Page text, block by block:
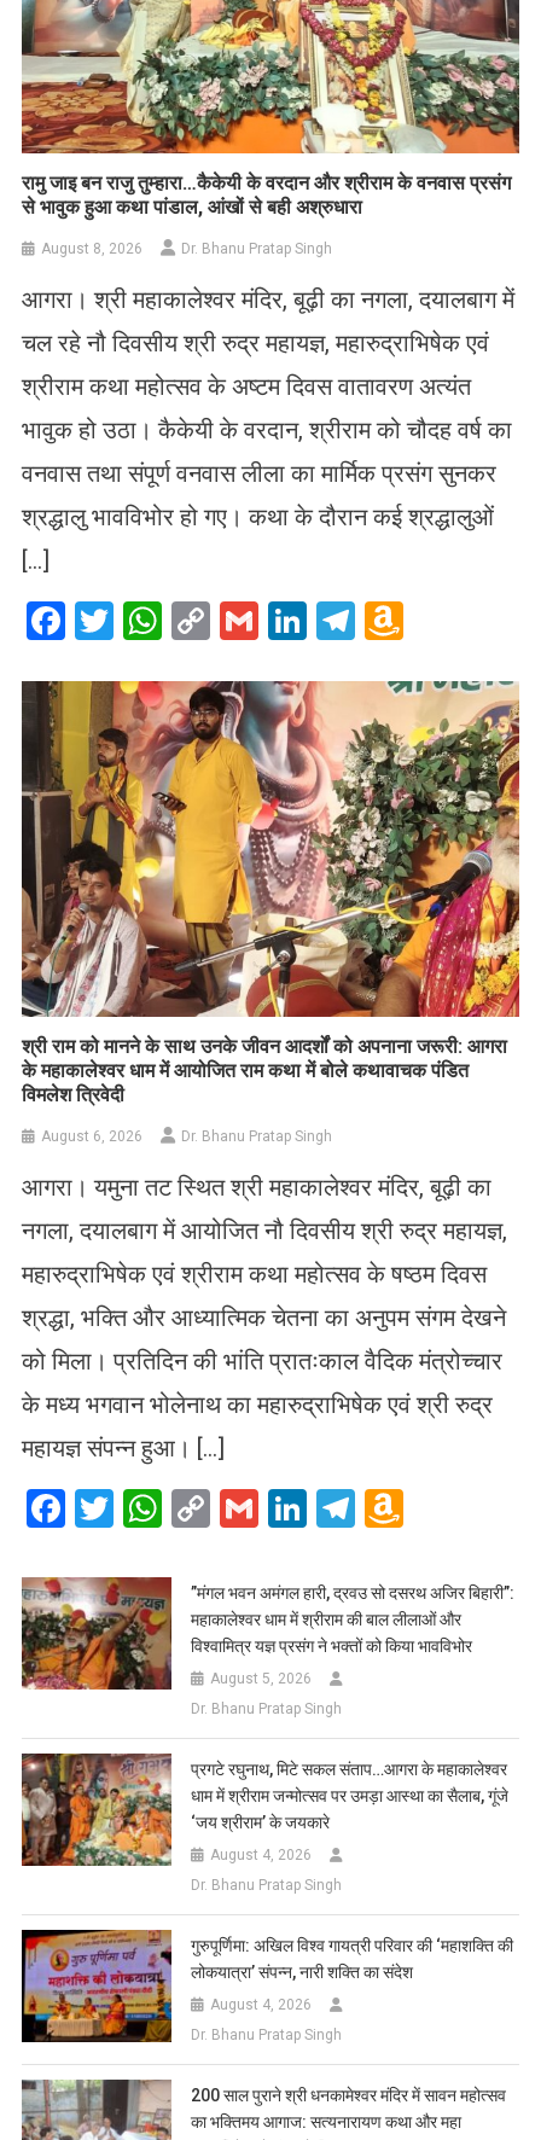
रामु जाइ बन राजु तुम्हारा…कैकेयी के वरदान और श्रीराम के वनवास प्रसंग
से भावुक हुआ कथा पांडाल, आंखों से बही अश्रुधारा
August 8, 2026 Dr. Bhanu Pratap Singh
आगरा। श्री महाकालेश्वर मंदिर, बूढ़ी का नगला, दयालबाग में
चल रहे नौ दिवसीय श्री रुद्र महायज्ञ, महारुद्राभिषेक एवं
श्रीराम कथा महोत्सव के अष्टम दिवस वातावरण अत्यंत
भावुक हो उठा। कैकेयी के वरदान, श्रीराम को चौदह वर्ष का
वनवास तथा संपूर्ण वनवास लीला का मार्मिक प्रसंग सुनकर
श्रद्धालु भावविभोर हो गए। कथा के दौरान कई श्रद्धालुओं
[…]
Facebook
Twitter
WhatsApp
CopyGmailLinkedIn
Telegram
List
​श्री राम को मानने के साथ उनके जीवन आदर्शों को अपनाना जरूरी: आगरा
के महाकालेश्वर धाम में आयोजित राम कथा में बोले कथावाचक पंडित
विमलेश त्रिवेदी
August 6, 2026 Dr. Bhanu Pratap Singh
आगरा। यमुना तट स्थित श्री महाकालेश्वर मंदिर, बूढ़ी का
नगला, दयालबाग में आयोजित नौ दिवसीय श्री रुद्र महायज्ञ,
महारुद्राभिषेक एवं श्रीराम कथा महोत्सव के षष्ठम दिवस
श्रद्धा, भक्ति और आध्यात्मिक चेतना का अनुपम संगम देखने
को मिला। प्रतिदिन की भांति प्रातःकाल वैदिक मंत्रोच्चार
के मध्य भगवान भोलेनाथ का महारुद्राभिषेक एवं श्री रुद्र
महायज्ञ संपन्न हुआ। […]
Facebook
Twitter
WhatsApp
CopyGmailLinkedIn
Telegram
List
​”मंगल भवन अमंगल हारी, द्रवउ सो दसरथ अजिर बिहारी”:
महाकालेश्वर धाम में श्रीराम की बाल लीलाओं और
विश्वामित्र यज्ञ प्रसंग ने भक्तों को किया भावविभोर
August 5, 2026
Dr. Bhanu Pratap Singh
प्रगटे रघुनाथ, मिटे सकल संताप…आगरा के महाकालेश्वर
धाम में श्रीराम जन्मोत्सव पर उमड़ा आस्था का सैलाब, गूंजे
‘जय श्रीराम’ के जयकारे
August 4, 2026
Dr. Bhanu Pratap Singh
गुरुपूर्णिमा: अखिल विश्व गायत्री परिवार की ‘महाशक्ति की
लोकयात्रा’ संपन्न, नारी शक्ति का संदेश
August 4, 2026
Dr. Bhanu Pratap Singh
200 साल पुराने श्री धनकामेश्वर मंदिर में सावन महोत्सव
का भक्तिमय आगाज: सत्यनारायण कथा और महा